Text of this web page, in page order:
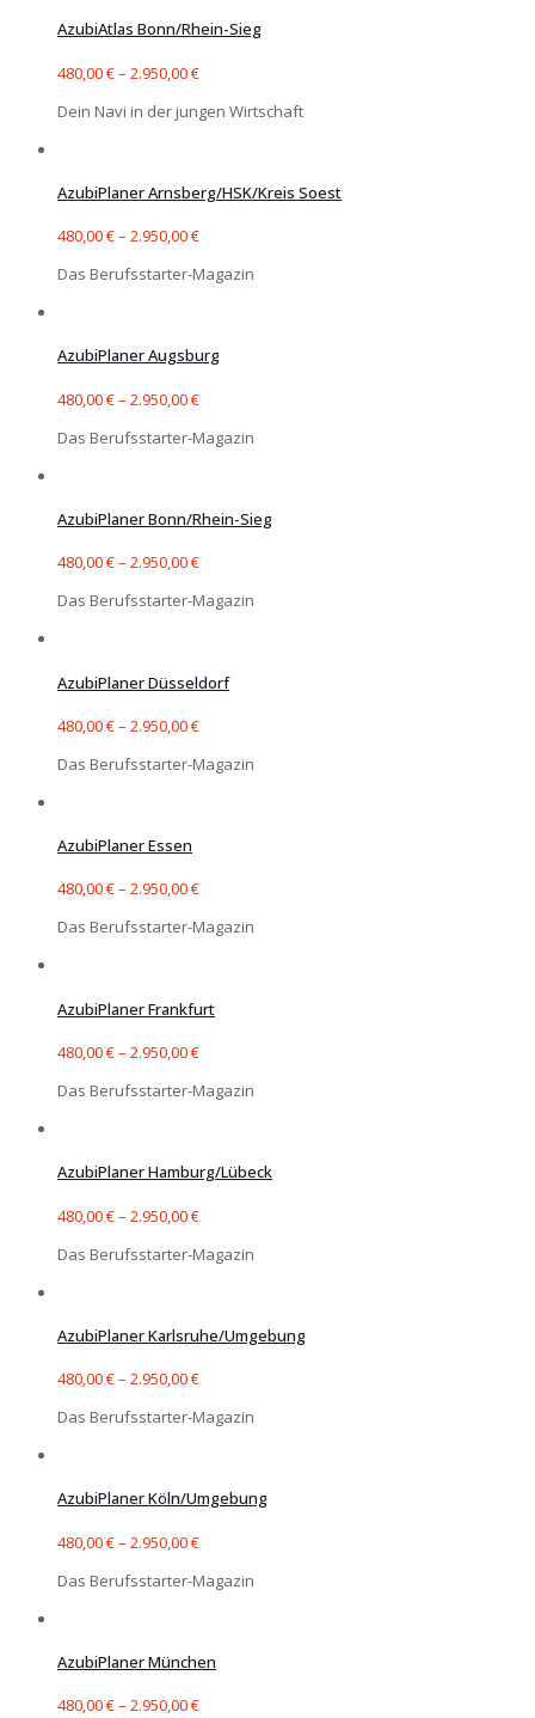
AzubiAtlas Bonn/Rhein-Sieg
480,00€– 2.950,00€
Dein Navi in der jungen Wirtschaft
AzubiPlaner Arnsberg/HSK/Kreis Soest
480,00€– 2.950,00€
Das Berufsstarter-Magazin
AzubiPlaner Augsburg
480,00€– 2.950,00€
Das Berufsstarter-Magazin
AzubiPlaner Bonn/Rhein-Sieg
480,00€– 2.950,00€
Das Berufsstarter-Magazin
AzubiPlaner Düsseldorf
480,00€– 2.950,00€
Das Berufsstarter-Magazin
AzubiPlaner Essen
480,00€– 2.950,00€
Das Berufsstarter-Magazin
AzubiPlaner Frankfurt
480,00€– 2.950,00€
Das Berufsstarter-Magazin
AzubiPlaner Hamburg/Lübeck
480,00€– 2.950,00€
Das Berufsstarter-Magazin
AzubiPlaner Karlsruhe/Umgebung
480,00€– 2.950,00€
Das Berufsstarter-Magazin
AzubiPlaner Köln/Umgebung
480,00€– 2.950,00€
Das Berufsstarter-Magazin
AzubiPlaner München
480,00€– 2.950,00€